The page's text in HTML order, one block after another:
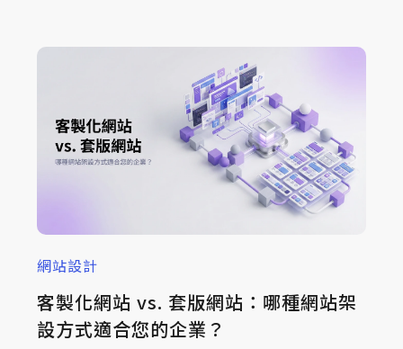
網站設計
客製化網站 vs. 套版網站：哪種網站架
設方式適合您的企業？